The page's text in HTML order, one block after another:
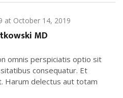
at October 14, 2019
MD
omnis perspiciatis optio sit
consequatur. Et
Harum delectus aut totam